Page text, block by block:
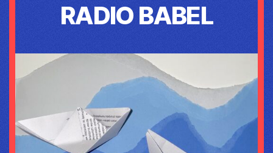
RADIO BABEL